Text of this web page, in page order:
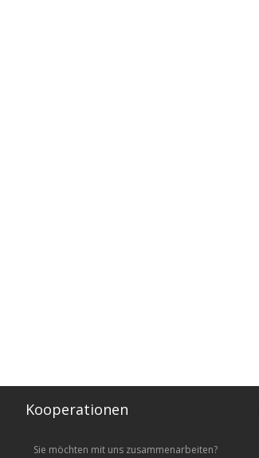
Kooperationen
Sie möchten mit uns zusammenarbeiten?